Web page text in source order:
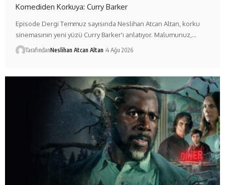
Komediden Korkuya: Curry Barker
Episode Dergi Temmuz sayısında Neslihan Atcan Altan, korku
sinemasının yeni yüzü Curry Barker'ı anlatıyor. Malumunuz,…
TarafındanNeslihan Atcan Altan 4 Ağu 2026